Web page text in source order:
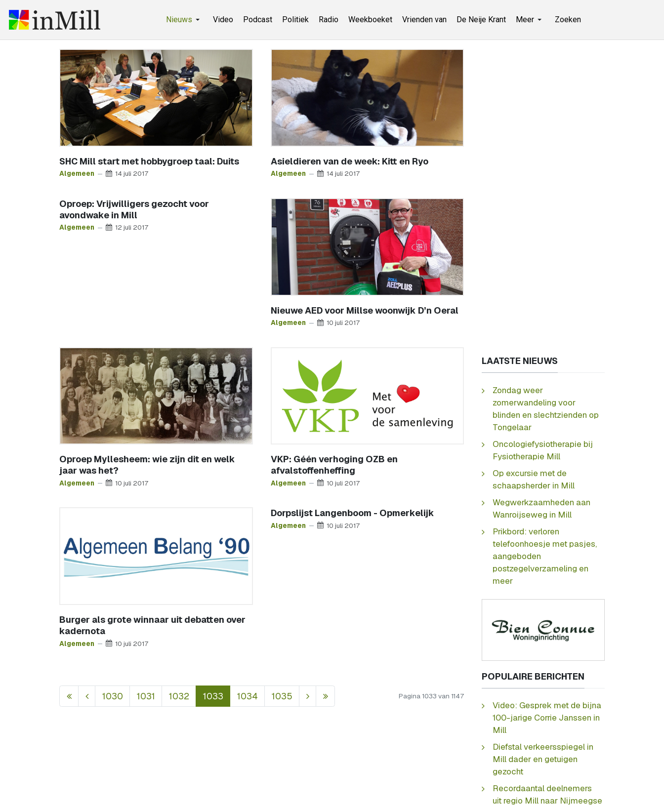
Nieuws Video Podcast Politiek Radio Weekboeket Vrienden van De Neije Krant Meer Zoeken
SHC Mill start met hobbygroep taal: Duits
Algemeen 14 juli 2017
Asieldieren van de week: Kitt en Ryo
Algemeen 14 juli 2017
Oproep: Vrijwilligers gezocht voor
avondwake in Mill
Algemeen 12 juli 2017
Nieuwe AED voor Millse woonwijk D’n Oeral
Algemeen 10 juli 2017
Oproep Myllesheem: wie zijn dit en welk
jaar was het?
Algemeen 10 juli 2017
VKP: Géén verhoging OZB en
afvalstoffenheffing
Algemeen 10 juli 2017
Burger als grote winnaar uit debatten over
kadernota
Algemeen 10 juli 2017
Dorpslijst Langenboom - Opmerkelijk
Algemeen 10 juli 2017
1030 1031 1032 1033 1034 1035 Pagina 1033 van 1147
LAATSTE NIEUWS
Zondag weer
zomerwandeling voor
blinden en slechtzienden op
Tongelaar
Oncologiefysiotherapie bij
Fysiotherapie Mill
Op excursie met de
schaapsherder in Mill
Wegwerkzaamheden aan
Wanroijseweg in Mill
Prikbord: verloren
telefoonhoesje met pasjes,
aangeboden
postzegelverzameling en
meer
POPULAIRE BERICHTEN
Video: Gesprek met de bijna
100-jarige Corrie Janssen in
Mill
Diefstal verkeersspiegel in
Mill dader en getuigen
gezocht
Recordaantal deelnemers
uit regio Mill naar Nijmeegse